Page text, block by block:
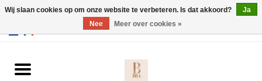
Wij slaan cookies op om onze website te verbeteren. Is dat akkoord?
Ja
Nee
Meer over cookies »
Webshop werkt met EU maten. .